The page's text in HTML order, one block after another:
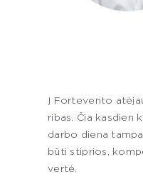
Į Fortevento
ribas. Čia kasdien
darbo diena
būti stiprios,
vertė.